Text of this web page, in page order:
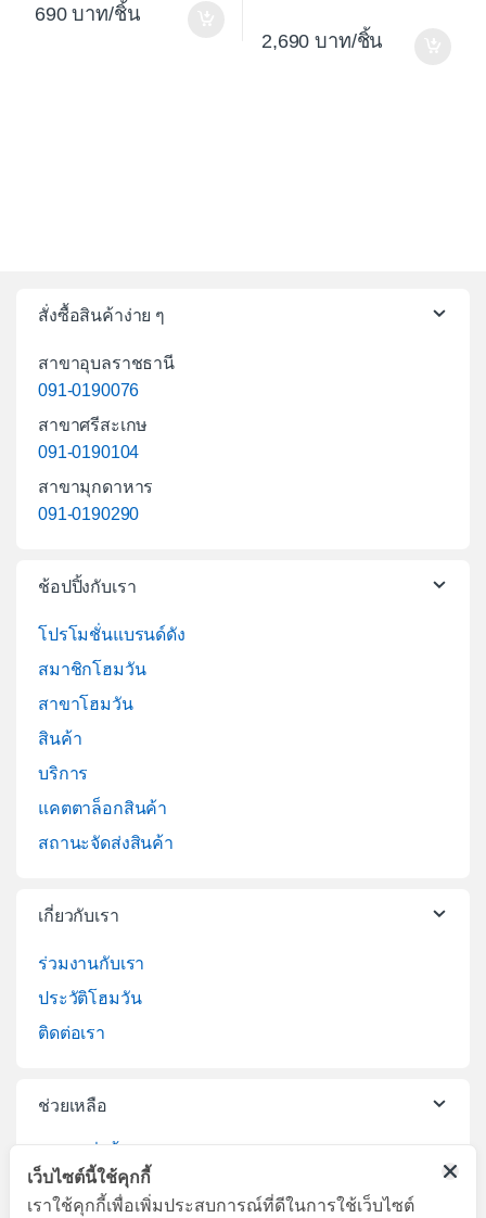
690 /ชิ้น
2,690 /ชิ้น
สั่งซื้อสินค้าง่าย ๆ
สาขาอุบลราชธานี
091-0190076
สาขาศรีสะเกษ
091-0190104
สาขามุกดาหาร
091-0190290
ช้อปปิ้งกับเรา
โปรโมชั่นแบรนด์ดัง
สมาชิกโฮมวัน
สาขาโฮมวัน
สินค้า
บริการ
แคตตาล็อกสินค้า
สถานะจัดส่งสินค้า
เกี่ยวกับเรา
ร่วมงานกับเรา
ประวัติโฮมวัน
ติดต่อเรา
ช่วยเหลือ
บริการจัดส่งสินค้า
เว็บไซต์นี้ใช้คุกกี้
เราใช้คุกกี้เพื่อเพิ่มประสบการณ์ที่ดีในการใช้เว็บไซต์